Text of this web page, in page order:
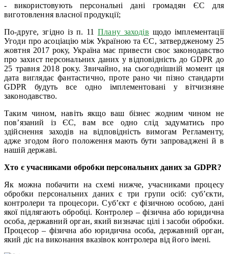
- використовують персональні дані громадян ЄС для
виготовлення власної продукції;
По-друге, згідно із п. 11Плану заходів щодо імплементації
Угоди про асоціацію між Україною та ЄС, затвердженому 25
жовтня 2017 року, Україна має привести своє законодавство
про захист персональних даних у відповідність до GDPR до
25 травня 2018 року. Звичайно, на сьогоднішній момент ця
дата виглядає фантастично, проте рано чи пізно стандарти
GDPR будуть все одно імплементовані у вітчизняне
законодавство.
Таким чином, навіть якщо ваш бізнес жодним чином не
пов’язаний із ЄС, вам все одно слід задуматись про
здійснення заходів на відповідність вимогам Регламенту,
адже згодом його положення мають бути запроваджені й в
нашій державі.
Хто є учасниками обробки персональних даних за GDPR?
Як можна побачити на схемі нижче, учасниками процесу
обробки персональних даних є три групи осіб: суб’єкти,
контролери та процесори. Суб’єкт є фізичною особою, дані
якої підлягають обробці. Контролер – фізична або юридична
особа, державний орган, який визначає цілі і засоби обробки.
Процесор – фізична або юридична особа, державний орган,
який діє на виконання вказівок контролера від його імені.